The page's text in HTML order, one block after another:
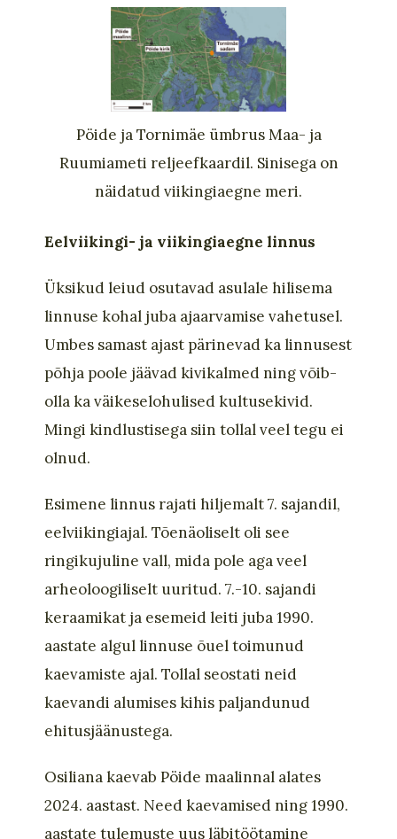
Pöide ja Tornimäe ümbrus Maa- ja
Ruumiameti reljeefkaardil. Sinisega on
näidatud viikingiaegne meri.
Eelviikingi- ja viikingiaegne linnus
Üksikud leiud osutavad asulale hilisema
linnuse kohal juba ajaarvamise vahetusel.
Umbes samast ajast pärinevad ka linnusest
põhja poole jäävad kivikalmed ning võib-
olla ka väikeselohulised kultusekivid.
Mingi kindlustisega siin tollal veel tegu ei
olnud.
Esimene linnus rajati hiljemalt 7. sajandil,
eelviikingiajal. Tõenäoliselt oli see
ringikujuline vall, mida pole aga veel
arheoloogiliselt uuritud. 7.-10. sajandi
keraamikat ja esemeid leiti juba 1990.
aastate algul linnuse õuel toimunud
kaevamiste ajal. Tollal seostati neid
kaevandi alumises kihis paljandunud
ehitusjäänustega.
Osiliana kaevab Pöide maalinnal alates
2024. aastast. Need kaevamised ning 1990.
aastate tulemuste uus läbitöötamine